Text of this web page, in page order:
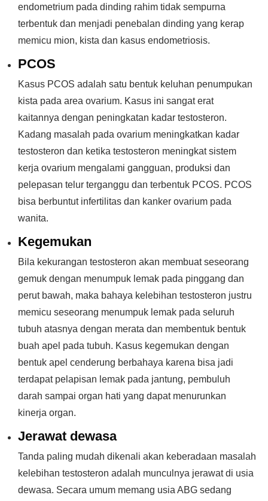
endometrium pada dinding rahim tidak sempurna
terbentuk dan menjadi penebalan dinding yang kerap
memicu mion, kista dan kasus endometriosis.
PCOS
Kasus PCOS adalah satu bentuk keluhan penumpukan
kista pada area ovarium. Kasus ini sangat erat
kaitannya dengan peningkatan kadar testosteron.
Kadang masalah pada ovarium meningkatkan kadar
testosteron dan ketika testosteron meningkat sistem
kerja ovarium mengalami gangguan, produksi dan
pelepasan telur terganggu dan terbentuk PCOS. PCOS
bisa berbuntut infertilitas dan kanker ovarium pada
wanita.
Kegemukan
Bila kekurangan testosteron akan membuat seseorang
gemuk dengan menumpuk lemak pada pinggang dan
perut bawah, maka bahaya kelebihan testosteron justru
memicu seseorang menumpuk lemak pada seluruh
tubuh atasnya dengan merata dan membentuk bentuk
buah apel pada tubuh. Kasus kegemukan dengan
bentuk apel cenderung berbahaya karena bisa jadi
terdapat pelapisan lemak pada jantung, pembuluh
darah sampai organ hati yang dapat menurunkan
kinerja organ.
Jerawat dewasa
Tanda paling mudah dikenali akan keberadaan masalah
kelebihan testosteron adalah munculnya jerawat di usia
dewasa. Secara umum memang usia ABG sedang